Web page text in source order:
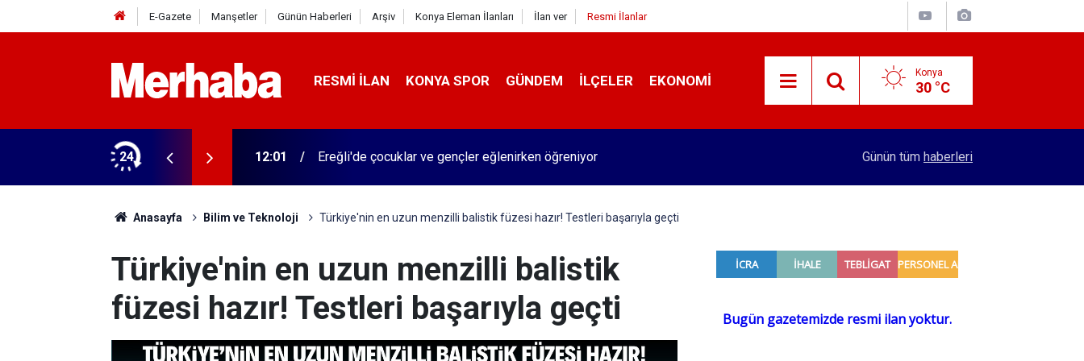
E-Gazete Manşetler Günün Haberleri Arşiv Konya Eleman İlanları İlan ver Resmi İlanlar
RESMI İLAN KONYA SPOR GÜNDEM İLÇELER EKONOMI Konya
30 °C
24 12:01 Ereğli'de çocuklar ve gençler eğlenirken öğreniyor Konya'da eşik çoktan aşıldı! Vatandaştan 100
Günün tüm haberleri
Anasayfa Bilim ve Teknoloji Türkiye'nin en uzun menzilli balistik füzesi hazır! Testleri başarıyla geçti
Türkiye'nin en uzun menzilli balistik
füzesi hazır! Testleri başarıyla geçti